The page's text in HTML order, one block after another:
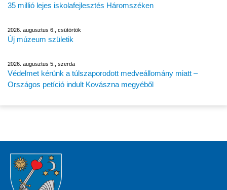
35 millió lejes iskolafejlesztés Háromszéken
2026. augusztus 6., csütörtök
Új múzeum születik
2026. augusztus 5., szerda
Védelmet kérünk a túlszaporodott medveállomány miatt –
Országos petíció indult Kovászna megyéből